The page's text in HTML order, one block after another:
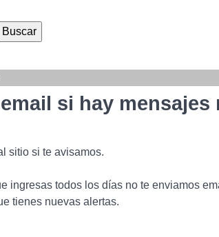
si hay
sitio si te avisamos.
ingresas todos los días no te enviamos
tienes nuevas alertas.